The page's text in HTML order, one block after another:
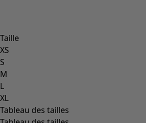
Taille
XS
S
M
L
XL
Tableau des tailles